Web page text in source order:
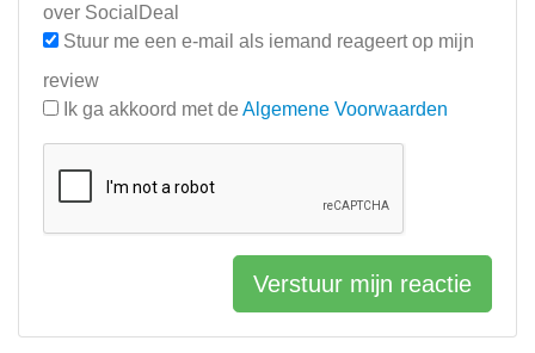
over SocialDeal
Stuur me een e-mail als iemand reageert op mijn
review
Ik ga akkoord met de Algemene Voorwaarden
Verstuur mijn reactie